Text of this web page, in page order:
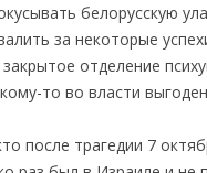
белорусскую
за некоторые
отделение
то во власти
после трагедии 7